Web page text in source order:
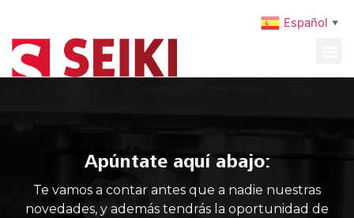
Apúntate aquí abajo:
Te vamos a contar antes que a nadie nuestras
novedades, y además tendrás la oportunidad de
Español ▼